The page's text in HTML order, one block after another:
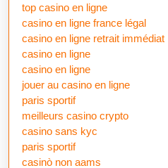
top casino en ligne
casino en ligne france légal
casino en ligne retrait immédiat
casino en ligne
casino en ligne
jouer au casino en ligne
paris sportif
meilleurs casino crypto
casino sans kyc
paris sportif
casinò non aams